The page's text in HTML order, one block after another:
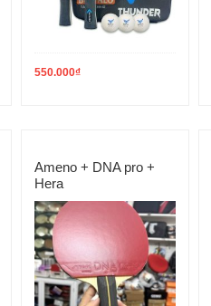
550.000₫
Ameno + DNA pro +
Hera